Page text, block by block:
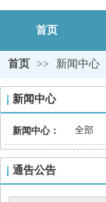
首页
首页 >> 新闻中心
新闻中心
新闻中心： 全部
通告公告